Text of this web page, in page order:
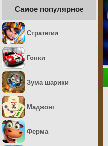
Самое популярное
Стратегии
Гонки
Зума шарики
Маджонг
Ферма